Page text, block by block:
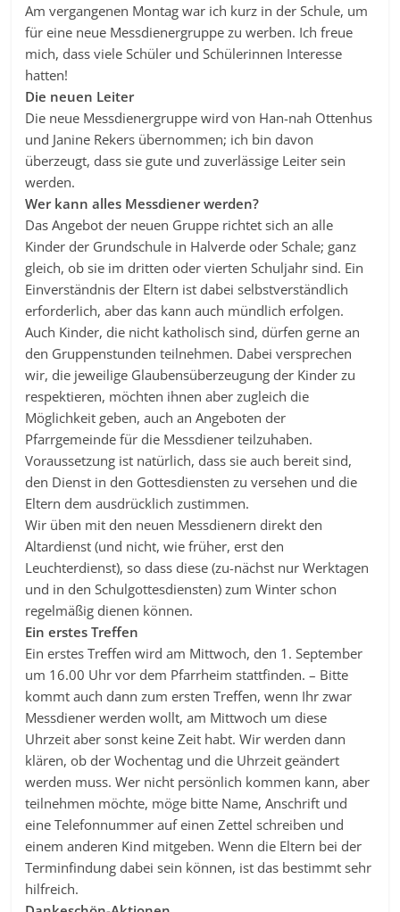
Am vergangenen Montag war ich kurz in der Schule, um
für eine neue Messdienergruppe zu werben. Ich freue
mich, dass viele Schüler und Schülerinnen Interesse
hatten!
Die neuen Leiter
Die neue Messdienergruppe wird von Han-nah Ottenhus
und Janine Rekers übernommen; ich bin davon
überzeugt, dass sie gute und zuverlässige Leiter sein
werden.
Wer kann alles Messdiener werden?
Das Angebot der neuen Gruppe richtet sich an alle
Kinder der Grundschule in Halverde oder Schale; ganz
gleich, ob sie im dritten oder vierten Schuljahr sind. Ein
Einverständnis der Eltern ist dabei selbstverständlich
erforderlich, aber das kann auch mündlich erfolgen.
Auch Kinder, die nicht katholisch sind, dürfen gerne an
den Gruppenstunden teilnehmen. Dabei versprechen
wir, die jeweilige Glaubensüberzeugung der Kinder zu
respektieren, möchten ihnen aber zugleich die
Möglichkeit geben, auch an Angeboten der
Pfarrgemeinde für die Messdiener teilzuhaben.
Voraussetzung ist natürlich, dass sie auch bereit sind,
den Dienst in den Gottesdiensten zu versehen und die
Eltern dem ausdrücklich zustimmen.
Wir üben mit den neuen Messdienern direkt den
Altardienst (und nicht, wie früher, erst den
Leuchterdienst), so dass diese (zu-nächst nur Werktagen
und in den Schulgottesdiensten) zum Winter schon
regelmäßig dienen können.
Ein erstes Treffen
Ein erstes Treffen wird am Mittwoch, den 1. September
um 16.00 Uhr vor dem Pfarrheim stattfinden. – Bitte
kommt auch dann zum ersten Treffen, wenn Ihr zwar
Messdiener werden wollt, am Mittwoch um diese
Uhrzeit aber sonst keine Zeit habt. Wir werden dann
klären, ob der Wochentag und die Uhrzeit geändert
werden muss. Wer nicht persönlich kommen kann, aber
teilnehmen möchte, möge bitte Name, Anschrift und
eine Telefonnummer auf einen Zettel schreiben und
einem anderen Kind mitgeben. Wenn die Eltern bei der
Terminfindung dabei sein können, ist das bestimmt sehr
hilfreich.